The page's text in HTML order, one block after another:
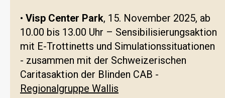
• Visp Center Park, 15. November 2025, ab
10.00 bis 13.00 Uhr – Sensibilisierungsaktion
mit E-Trottinetts und Simulationssituationen
- zusammen mit der Schweizerischen
Caritasaktion der Blinden CAB -
Regionalgruppe Wallis